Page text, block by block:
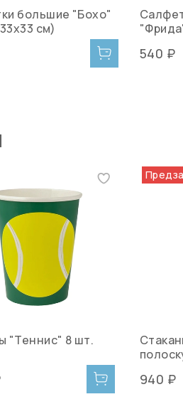
большие "Бохо"
см)
540 ₽
"Теннис" 8 шт.
940 ₽